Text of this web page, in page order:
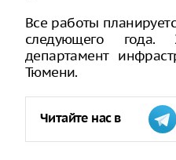
Все работы
следующего года.
департамент
Тюмени.
Читайте нас в